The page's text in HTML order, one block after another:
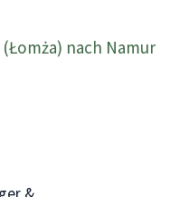
nach Namur